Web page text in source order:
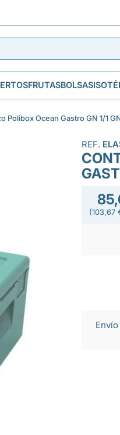
FRUTASBOLSAS
Polibox Ocean Gastro GN 1/1
REF.
(103,67